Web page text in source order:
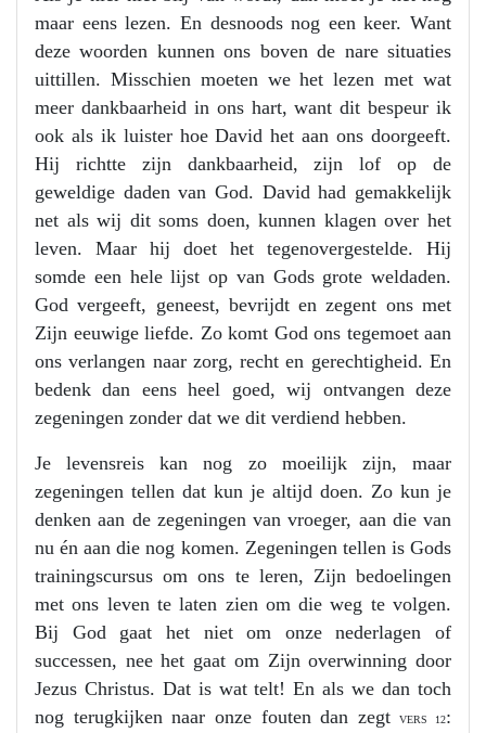
maar eens lezen. En desnoods nog een keer. Want
deze woorden kunnen ons boven de nare situaties
uittillen. Misschien moeten we het lezen met wat
meer dankbaarheid in ons hart, want dit bespeur ik
ook als ik luister hoe David het aan ons doorgeeft.
Hij richtte zijn dankbaarheid, zijn lof op de
geweldige daden van God. David had gemakkelijk
net als wij dit soms doen, kunnen klagen over het
leven. Maar hij doet het tegenovergestelde. Hij
somde een hele lijst op van Gods grote weldaden.
God vergeeft, geneest, bevrijdt en zegent ons met
Zijn eeuwige liefde. Zo komt God ons tegemoet aan
ons verlangen naar zorg, recht en gerechtigheid. En
bedenk dan eens heel goed, wij ontvangen deze
zegeningen zonder dat we dit verdiend hebben.
Je levensreis kan nog zo moeilijk zijn, maar
zegeningen tellen dat kun je altijd doen. Zo kun je
denken aan de zegeningen van vroeger, aan die van
nu én aan die nog komen. Zegeningen tellen is Gods
trainingscursus om ons te leren, Zijn bedoelingen
met ons leven te laten zien om die weg te volgen.
Bij God gaat het niet om onze nederlagen of
successen, nee het gaat om Zijn overwinning door
Jezus Christus. Dat is wat telt! En als we dan toch
nog terugkijken naar onze fouten dan zegtVERS 12: